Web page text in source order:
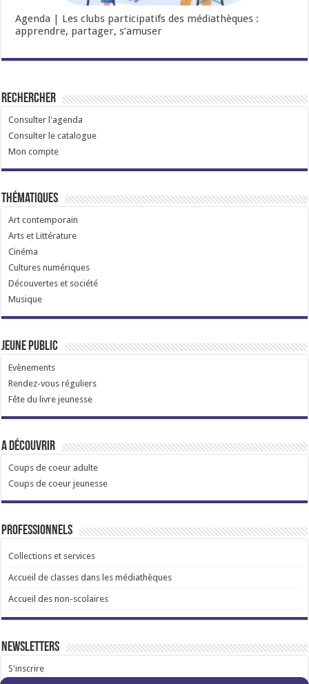
Agenda | Les clubs participatifs des médiathèques :
apprendre, partager, s’amuser
Rechercher
Consulter l'agenda
Consulter le catalogue
Mon compte
Thématiques
Art contemporain
Arts et Littérature
Cinéma
Cultures numériques
Découvertes et société
Musique
Jeune public
Evènements
Rendez-vous réguliers
Fête du livre jeunesse
A découvrir
Coups de coeur adulte
Coups de coeur jeunesse
Professionnels
Collections et services
Accueil de classes dans les médiathèques
Accueil des non-scolaires
Newsletters
S'inscrire